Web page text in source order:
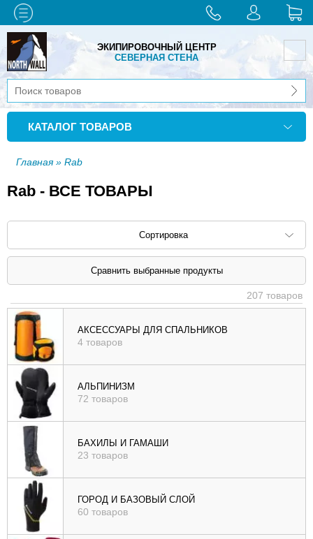
ЭКИПИРОВОЧНЫЙ ЦЕНТР
СЕВЕРНАЯ СТЕНА
КАТАЛОГ ТОВАРОВ
Главная» Rab
Rab - ВСЕ ТОВАРЫ
Сортировка
Сортировать по: наименованию (
убыв
), цене (
возр
|
убыв
возр
|
убыв
207 товаров
АКСЕССУАРЫ ДЛЯ СПАЛЬНИКОВ
4 товаров
АЛЬПИНИЗМ
72 товаров
БАХИЛЫ И ГАМАШИ
23 товаров
ГОРОД И БАЗОВЫЙ СЛОЙ
60 товаров